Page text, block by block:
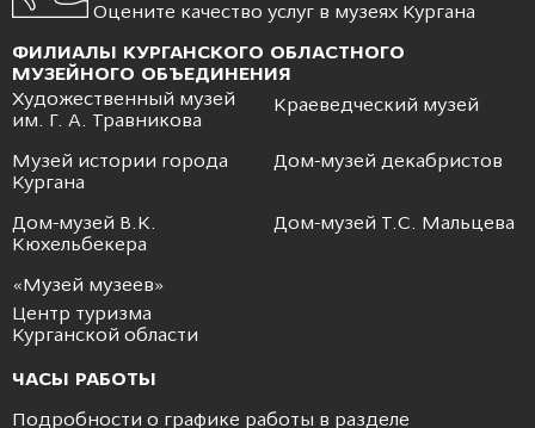
Оцените качество услуг в музеях Кургана
ФИЛИАЛЫ КУРГАНСКОГО ОБЛАСТНОГО
МУЗЕЙНОГО ОБЪЕДИНЕНИЯ
Художественный музей
им. Г. А. Травникова
Краеведческий музей
Музей истории города
Кургана
Дом-музей декабристов
Дом-музей В.К.
Кюхельбекера
Дом-музей Т.С. Мальцева
«Музей музеев»
Центр туризма
Курганской области
ЧАСЫ РАБОТЫ
Подробности о графике работы в разделе